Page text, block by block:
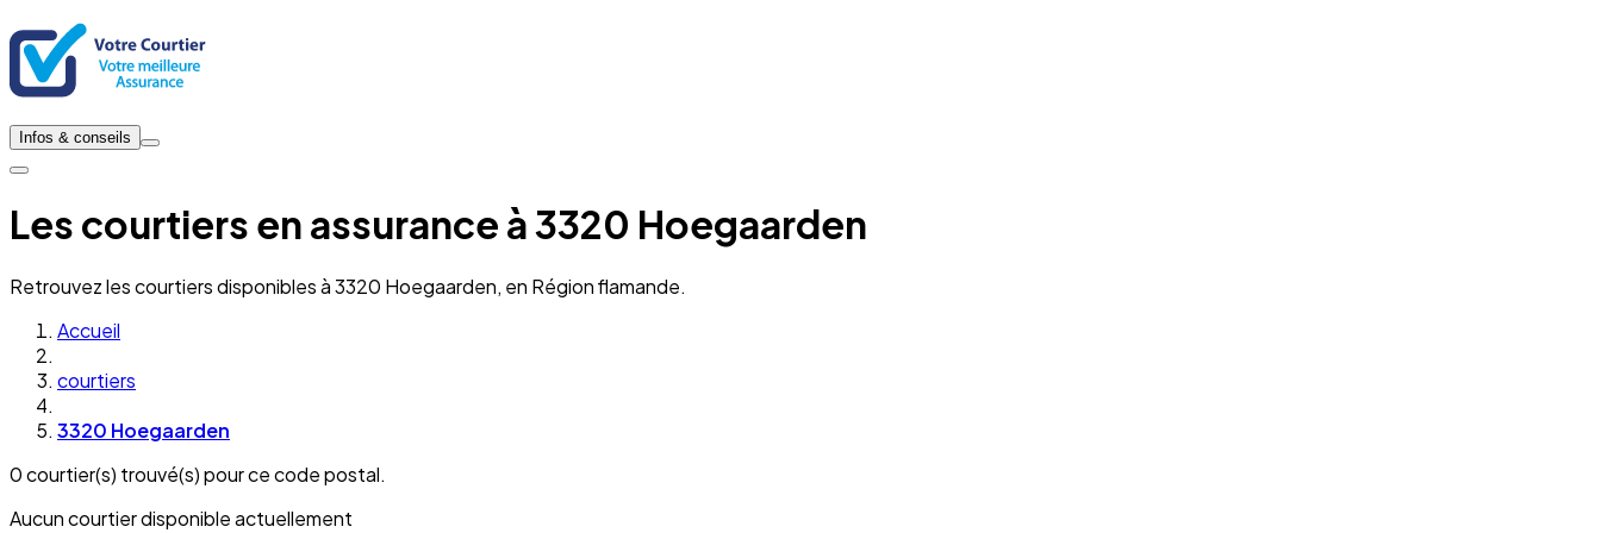
Infos & conseils
Les courtiers en assurance à 3320 Hoegaarden
Retrouvez les courtiers disponibles à 3320 Hoegaarden, en Région flamande.
Accueil
courtiers
3320 Hoegaarden
0 courtier(s) trouvé(s) pour ce code postal.
Aucun courtier disponible actuellement